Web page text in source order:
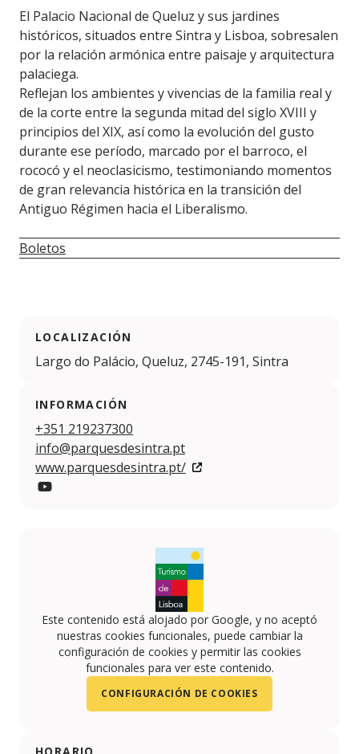
El Palacio Nacional de Queluz y sus jardines
históricos, situados entre Sintra y Lisboa, sobresalen
por la relación armónica entre paisaje y arquitectura
palaciega.
Reflejan los ambientes y vivencias de la familia real y
de la corte entre la segunda mitad del siglo XVIII y
principios del XIX, así como la evolución del gusto
durante ese período, marcado por el barroco, el
rococó y el neoclasicismo, testimoniando momentos
de gran relevancia histórica en la transición del
Antiguo Régimen hacia el Liberalismo.
Boletos
LOCALIZACIÓN
Largo do Palácio, Queluz, 2745-191, Sintra
INFORMACIÓN
+351 219237300
info@parquesdesintra.pt
www.parquesdesintra.pt/
Este contenido está alojado por Google, y no aceptó
nuestras cookies funcionales, puede cambiar la
configuración de cookies y permitir las cookies
funcionales para ver este contenido.
CONFIGURACIÓN DE COOKIES